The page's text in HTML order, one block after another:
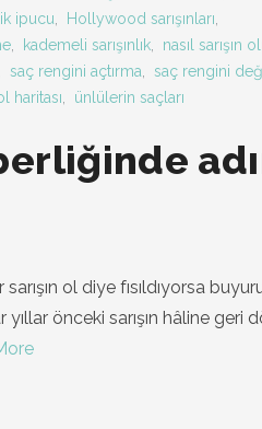
ipucu Hollywood sarışınları
kademeli sarışınlık nasıl sarışın
saç rengini açtırma saç rengini
haritası ünlülerin saçları
ol diye fısıldıyorsa
önceki sarışın hâline geri